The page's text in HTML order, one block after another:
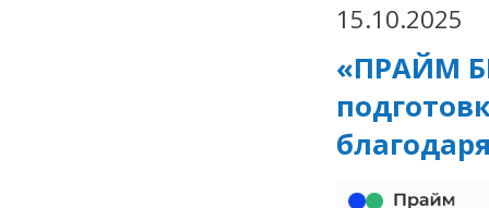
15.10.2025
«ПРАЙМ